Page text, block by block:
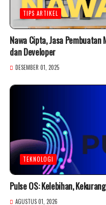
TIPS ARTIKEL
Nawa Cipta, Jasa
dan Developer
DESEMBER 01, 2025
TEKNOLOGI
Pulse OS: Kelebihan,
AGUSTUS 01, 2026